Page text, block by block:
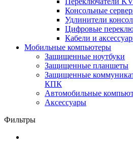
Консольные
Удлинители
Цифровые
Кабели и
Мобильные компьютеры
Защищенные ноутбуки
Защищенные планшеты
Защищенные
КПК
Автомобильные
Аксессуары
Фильтры